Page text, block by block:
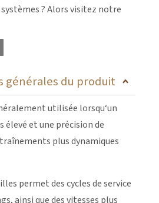
? Alors visitez notre
générales du produit
utilisée lorsqu‘un
et une précision de
plus dynamiques
permet des cycles de service
ainsi que des vitesses plus